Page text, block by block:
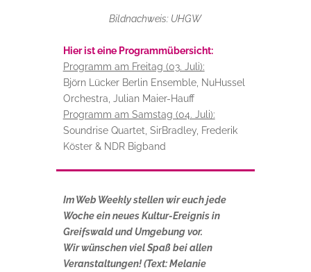
Bildnachweis: UHGW
Hier ist eine Programmübersicht:
Programm am Freitag (03. Juli):
Björn Lücker Berlin Ensemble, NuHussel
Orchestra, Julian Maier-Hauff
Programm am Samstag (04. Juli):
Soundrise Quartet, SirBradley, Frederik
Köster & NDR Bigband
Im Web Weekly stellen wir euch jede
Woche ein neues Kultur-Ereignis in
Greifswald und Umgebung vor.
Wir wünschen viel Spaß bei allen
Veranstaltungen! (Text: Melanie